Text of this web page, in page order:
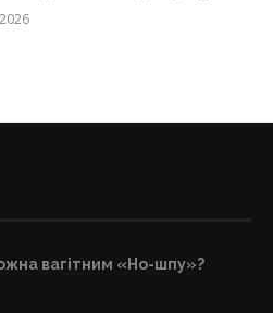
вагітним «Но-шпу»?